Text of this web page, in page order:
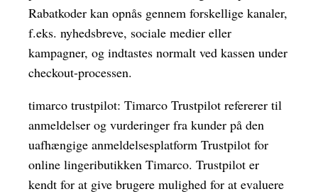
Rabatkoder kan opnås gennem forskellige kanaler,
f.eks. nyhedsbreve, sociale medier eller
kampagner, og indtastes normalt ved kassen under
checkout-processen.
timarco trustpilot: Timarco Trustpilot refererer til
anmeldelser og vurderinger fra kunder på den
uafhængige anmeldelsesplatform Trustpilot for
online lingeributikken Timarco. Trustpilot er
kendt for at give brugere mulighed for at evaluere